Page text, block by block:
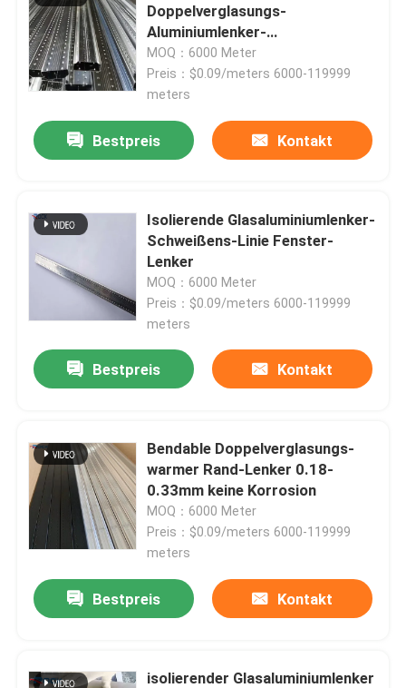
Doppelverglasungs-
Aluminiumlenker-
Hochfrequenzschweißen
MOQ：6000 Meter
Preis：$0.09/meters 6000-119999
meters
Bestpreis Kontakt
Isolierende Glasaluminiumlenker-
Schweißens-Linie Fenster-
Lenker
MOQ：6000 Meter
Preis：$0.09/meters 6000-119999
meters
Bestpreis Kontakt
Bendable Doppelverglasungs-
warmer Rand-Lenker 0.18-
0.33mm keine Korrosion
MOQ：6000 Meter
Preis：$0.09/meters 6000-119999
meters
Bestpreis Kontakt
isolierender Glasaluminiumlenker